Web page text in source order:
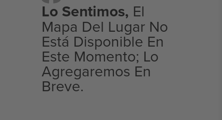
Lo Sentimos, El
Mapa Del Lugar No
Está Disponible En
Este Momento; Lo
Agregaremos En
Breve.